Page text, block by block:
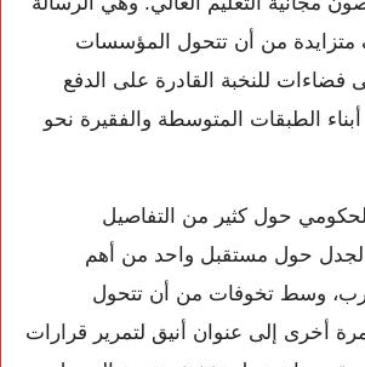
من أن تتحول المؤسسات
فضاءات للنخبة القادرة على الدفع
الطبقات المتوسطة والفقيرة نحو
حول كثير من التفاصيل
الجدل حول مستقبل واحد من أهم
وسط تخوفات من أن تتحول
مرة أخرى إلى عنوان أنيق لتمرير قرارات